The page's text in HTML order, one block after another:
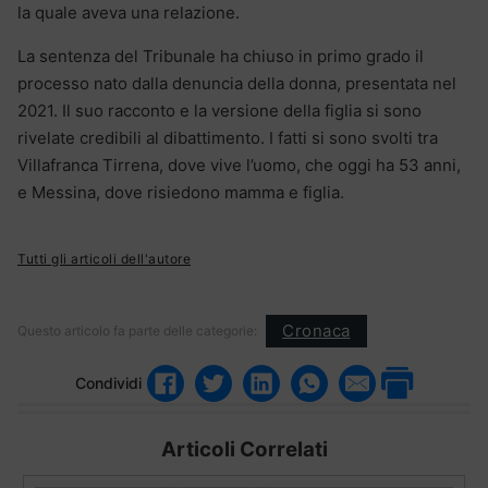
la quale aveva una relazione.
La sentenza del Tribunale ha chiuso in primo grado il
processo nato dalla denuncia della donna, presentata nel
2021. Il suo racconto e la versione della figlia si sono
rivelate credibili al dibattimento. I fatti si sono svolti tra
Villafranca Tirrena, dove vive l’uomo, che oggi ha 53 anni,
e Messina, dove risiedono mamma e figlia.
Tutti gli articoli dell'autore
Questo articolo fa parte delle categorie: Cronaca
Condividi
Articoli Correlati